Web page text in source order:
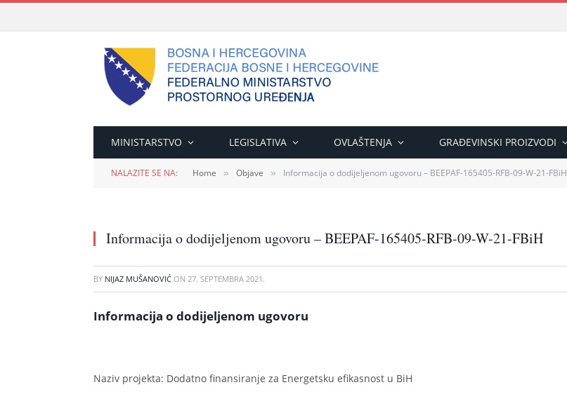
MINISTARSTVO LEGISLATIVA OVLAŠTENJA GRAĐEVINSKI PROIZVODI
NALAZITE SE NA: Home » Objave » Informacija o dodijeljenom ugovoru – BEEPAF-165405-RFB-09-W-21-FBiH
Informacija o dodijeljenom ugovoru – BEEPAF-165405-RFB-09-W-21-FBiH
BY NIJAZ MUŠANOVIĆ ON 27. SEPTEMBRA 2021.
Informacija o dodijeljenom ugovoru
Naziv projekta: Dodatno finansiranje za Energetsku efikasnost u BiH